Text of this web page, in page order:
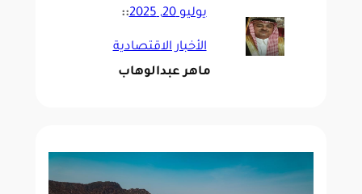
يوليو 20, 2025 ::
الأخبار الاقتصادية
ماهر عبدالوهاب